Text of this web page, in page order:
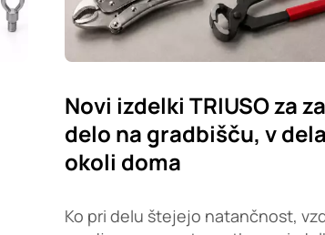
Novi izdelki TRIUSO za
delo na gradbišču, v
okoli doma
Ko pri delu štejejo natančnost,